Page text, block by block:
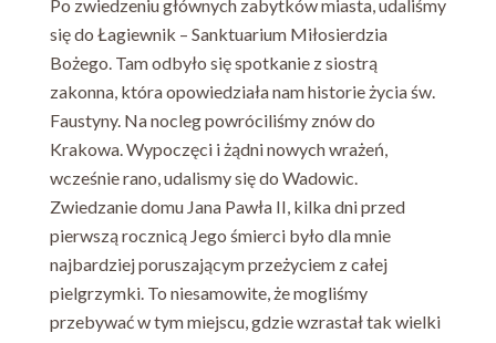
Po zwiedzeniu głównych zabytków miasta, udaliśmy
się do Łagiewnik – Sanktuarium Miłosierdzia
Bożego. Tam odbyło się spotkanie z siostrą
zakonna, która opowiedziała nam historie życia św.
Faustyny. Na nocleg powróciliśmy znów do
Krakowa. Wypoczęci i żądni nowych wrażeń,
wcześnie rano, udalismy się do Wadowic.
Zwiedzanie domu Jana Pawła II, kilka dni przed
pierwszą rocznicą Jego śmierci było dla mnie
najbardziej poruszającym przeżyciem z całej
pielgrzymki. To niesamowite, że mogliśmy
przebywać w tym miejscu, gdzie wzrastał tak wielki